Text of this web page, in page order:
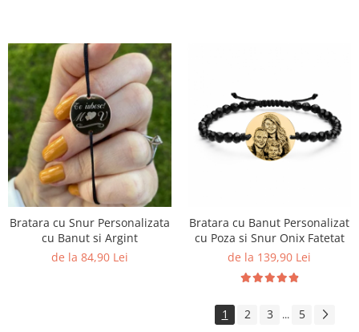
Bratara cu Snur Personalizata
cu Banut si Argint
de la 84,90 Lei
Bratara cu Banut Personalizat
cu Poza si Snur Onix Fatetat
de la 139,90 Lei
1 2 3 ... 5